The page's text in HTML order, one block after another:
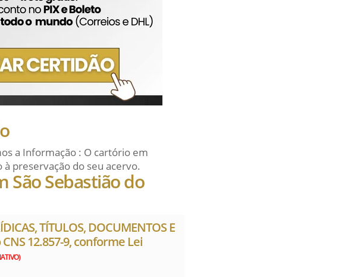
a Informação : O cartório em
à preservação do seu acervo.
Sebastião do
TÍTULOS, DOCUMENTOS E
CNS 12.857-9, conforme Lei